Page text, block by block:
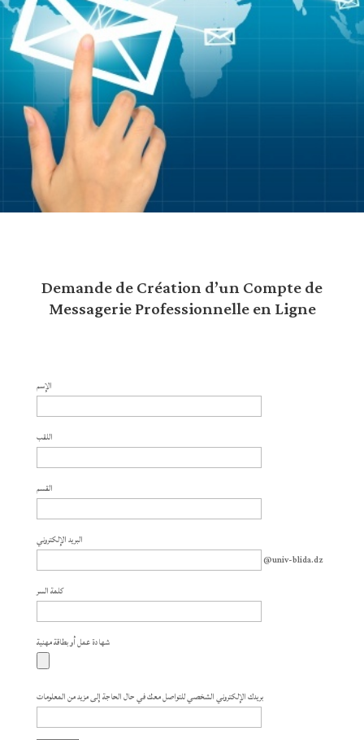
Demande de Création d’un Compte de
Messagerie Professionnelle en Ligne
الإسم
اللقب
القسم
البريد الإلكتروني
@univ-blida.dz
كلمة السر
شهادة عمل أو بطاقة مهنية
بريدك الإلكتروني الشخصي للتواصل معك في حال الحاجة إلى مزيد من المعلومات